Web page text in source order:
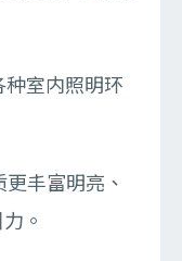
室内照明环
丰富明亮、
。